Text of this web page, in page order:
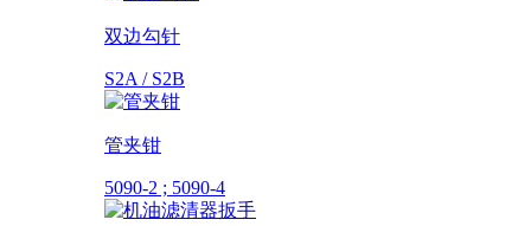
双边勾针
S2A / S2B
管夹钳
5090-2 ; 5090-4